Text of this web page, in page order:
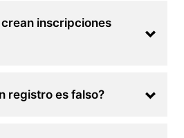
inscripciones
registro es falso?